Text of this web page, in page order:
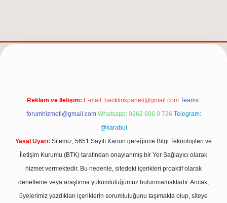
Reklam ve İletişim: E-mail: backlinkpaneli@gmail.com Teams:
forumhizmeti@gmail.com Whatsapp: 0262 606 0 726 Telegram:
@karabul
Yasal Uyarı: Sitemiz, 5651 Sayılı Kanun gereğince Bilgi Teknolojileri ve
İletişim Kurumu (BTK) tarafından onaylanmış bir Yer Sağlayıcı olarak
hizmet vermektedir. Bu nedenle, sitedeki içerikleri proaktif olarak
denetleme veya araştırma yükümlülüğümüz bulunmamaktadır. Ancak,
üyelerimiz yazdıkları içeriklerin sorumluluğunu taşımakta olup, siteye